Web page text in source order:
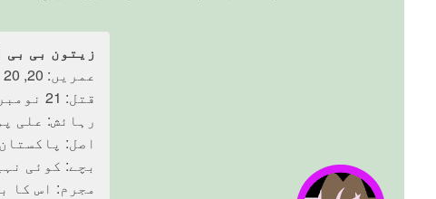
زیتون بی بی
عمریں: 20, 20
قتل: 21 نومبر 2023
رہائش: علی
اصل: پاکستان
بچے: کوئی
مجرم: اس کا